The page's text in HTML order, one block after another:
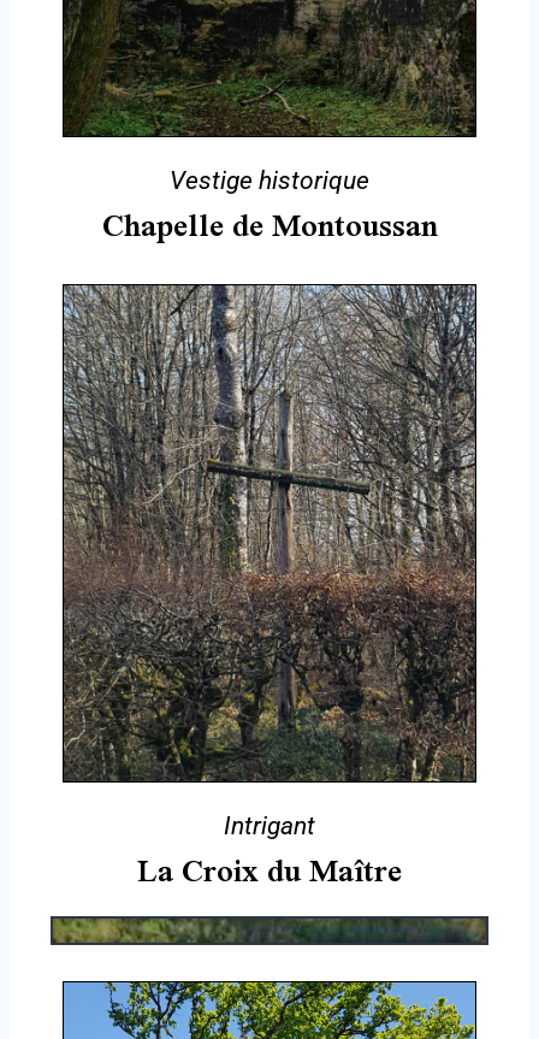
Vestige historique
Chapelle de Montoussan
Intrigant
La Croix du Maître